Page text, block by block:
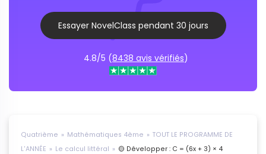
Essayer NovelClass pendant 30 jours
4.8/5 (8438 avis vérifiés)
Quatrième Mathématiques 4ème
TOUT LE PROGRAMME DE
L'ANNÉE
Le calcul littéral 🟡 Développer : C = (6x + 3) × 4